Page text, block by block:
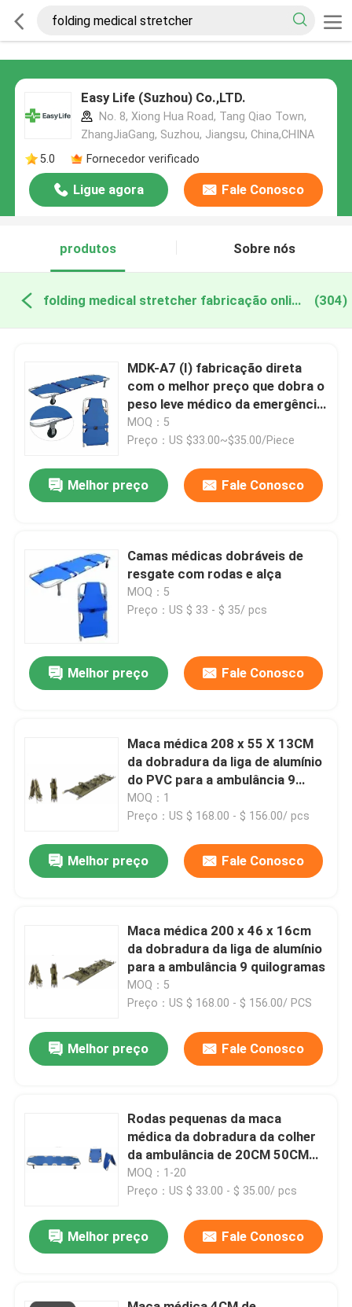
Easy Life (Suzhou) Co.,LTD.
No. 8, Xiong Hua Road, Tang Qiao Town,
ZhangJiaGang, Suzhou, Jiangsu, China,CHINA
5.0
Fornecedor verificado
Ligue agora Fale Conosco
produtos Sobre nós
folding medical stretcher fabricação online (304)
MDK-A7 (I) fabricação direta
com o melhor preço que dobra o
peso leve médico da emergência
da ambulância da maca
MOQ：5
Preço：US $33.00~$35.00/Piece
Melhor preço Fale Conosco
Camas médicas dobráveis de
resgate com rodas e alça
MOQ：5
Preço：US $ 33 - $ 35/ pcs
Melhor preço Fale Conosco
Maca médica 208 x 55 X 13CM
da dobradura da liga de alumínio
do PVC para a ambulância 9
quilogramas
MOQ：1
Preço：US $ 168.00 - $ 156.00/ pcs
Melhor preço Fale Conosco
Maca médica 200 x 46 x 16cm
da dobradura da liga de alumínio
para a ambulância 9 quilogramas
MOQ：5
Preço：US $ 168.00 - $ 156.00/ PCS
Melhor preço Fale Conosco
Rodas pequenas da maca
médica da dobradura da colher
da ambulância de 20CM 50CM
para o hospital
MOQ：1-20
Preço：US $ 33.00 - $ 35.00/ pcs
Melhor preço Fale Conosco